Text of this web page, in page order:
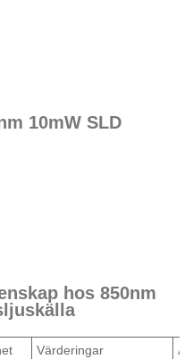
10mW SLD
hos 850nm
Värderingar